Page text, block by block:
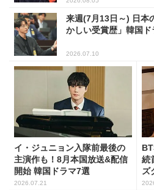
来週(7月13日～) 日本
かしい受賞歴」韓国ド
2026.07.10
イ・ジュニョン入隊前最後の
主演作も！8月本国放送&配信
開始 韓国ドラマ7選
2026.07.21
続
ズ